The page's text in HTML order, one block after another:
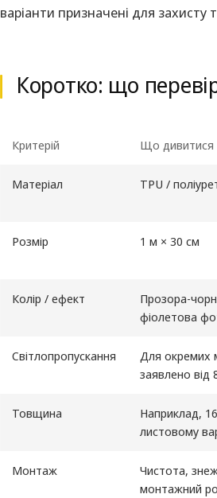
варіанти призначені для захисту
Коротко: що
Критерій Що дивитися
Матеріал TPU /
Розмір 1 м × 30 см
Колір / ефект
Прозора-
фіолетова
Світлопропускання
Для окремих
заявлено від
Товщина
Наприклад,
листовому
Монтаж
Чистота,
монтажний